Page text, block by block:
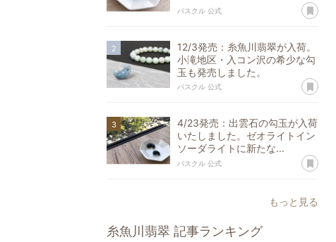
パスクル 公式 あ
12/3発売：糸魚川翡翠が入荷。
小滝地区・入コン沢の希少な勾
玉も発売しました。
パスクル 公式 あ
4/23発売：出雲石の勾玉が入荷
いたしました。ゼオライトイン
ソーダライトに新たな...
パスクル 公式 あ
もっと見る
糸魚川翡翠 記事ランキング